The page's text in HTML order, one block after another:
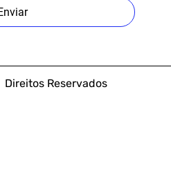
Reservados